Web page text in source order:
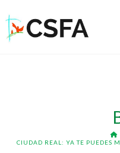
CIUDAD REAL: YA TE PUEDES